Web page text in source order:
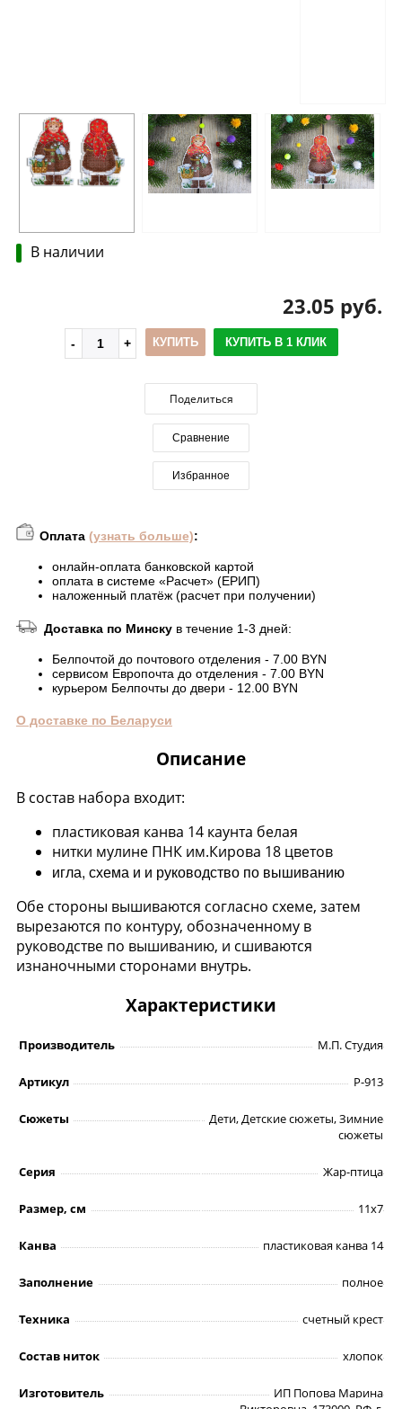
В наличии
23.05 руб.
КУПИТЬ КУПИТЬ В 1 КЛИК
Поделиться
Сравнение
Избранное
Оплата (узнать больше):
онлайн-оплата банковской картой
оплата в системе «Расчет» (ЕРИП)
наложенный платёж (расчет при получении)
Доставка по Минску в течение 1-3 дней:
Белпочтой до почтового отделения - 7.00 BYN
сервисом Европочта до отделения - 7.00 BYN
курьером Белпочты до двери - 12.00 BYN
О доставке по Беларуси
Описание
В состав набора входит:
пластиковая канва 14 каунта белая
нитки мулине ПНК им.Кирова 18 цветов
игла, схема и и руководство по вышиванию
Обе стороны вышиваются согласно схеме, затем
вырезаются по контуру, обозначенному в
руководстве по вышиванию, и сшиваются
изнаночными сторонами внутрь.
Характеристики
Производитель М.П. Студия
Артикул Р-913
Сюжеты
Дети, Детские сюжеты, Зимние
сюжеты
Серия Жар-птица
Размер, см 11х7
Канва пластиковая канва 14
Заполнение полное
Техника счетный крест
Состав ниток хлопок
Изготовитель
ИП Попова Марина